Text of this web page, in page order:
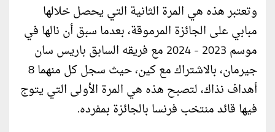
وتعتبر هذه هي المرة الثانية التي يحصل خلالها
مبابي على الجائزة المرموقة، بعدما سبق أن نالها في
موسم 2023 - 2024 مع فريقه السابق باريس سان
جيرمان، بالاشتراك مع كين، حيث سجل كل منهما 8
أهداف نذاك، لتصبح هذه هي المرة الأولى التي يتوج
فيها قائد منتخب فرنسا بالجائزة بمفرده.